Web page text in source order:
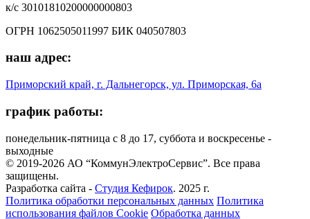
к/с 30101810200000000803
ОГРН 1062505011997 БИК 040507803
наш адрес:
Приморский край, г. Дальнегорск, ул. Приморская, 6а
график работы:
понедельник-пятница с 8 до 17, суббота и воскресенье -
выходные
© 2019-2026 АО “КоммунЭлектроСервис”. Все права
защищены.
Разработка сайта - Студия Кефирок. 2025 г.
Политика обработки персональных данных Политика
использования файлов Cookie Обработка данных